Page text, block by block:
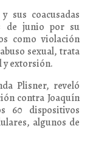
sus coacusadas
de junio por su
como violación
sexual, trata
extorsión.
Plisner, reveló
contra Joaquín
60 dispositivos
algunos de